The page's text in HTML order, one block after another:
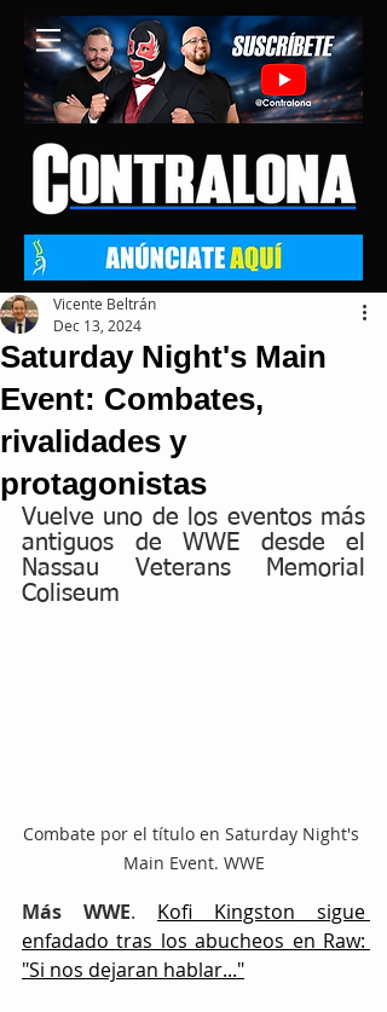
Saturday Night's Main
Event: Combates,
rivalidades y
protagonistas
Vicente Beltrán
Dec 13, 2024
Vuelve uno de los eventos más
antiguos de WWE desde el
Nassau Veterans Memorial
Coliseum
Combate por el título en Saturday Night's
Main Event. WWE
Más WWE. Kofi Kingston sigue
enfadado tras los abucheos en Raw:
"Si nos dejaran hablar..."